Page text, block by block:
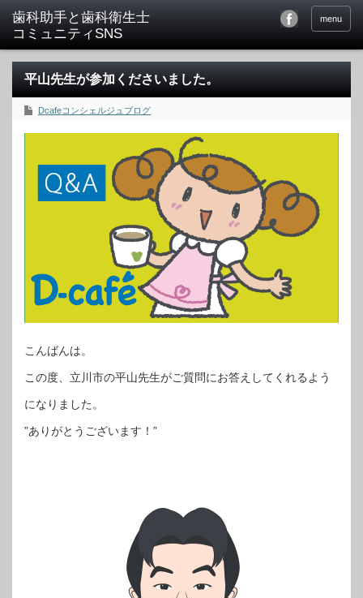
menu
平山先生が参加くださいました。
Dcafeコンシェルジュブログ
こんばんは。
この度、立川市の平山先生がご質問にお答えしてくれるよう
になりました。
”ありがとうございます！”